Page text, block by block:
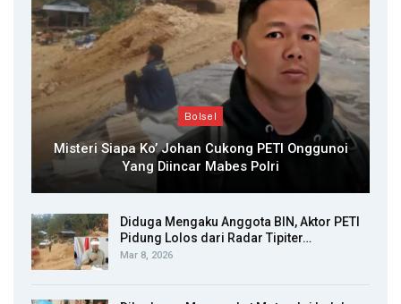
Bolsel
Misteri Siapa Ko’ Johan Cukong PETI Onggunoi
Yang Diincar Mabes Polri
Diduga Mengaku Anggota BIN, Aktor PETI
Pidung Lolos dari Radar Tipiter…
Mar 8, 2026